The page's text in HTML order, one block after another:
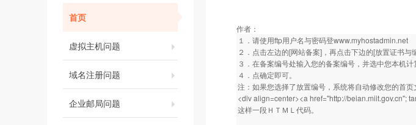
首页
虚拟主机问题
域名注册问题
企业邮局问题
作者：
１．请使用ftp用户名与密码登www.myhostadmin.net
２．点击左边的[网站备案]，再点击下边的[放置证书与
３．在备案编号处输入您的备案编号，并选中您本机计
４．点确定即可。
注：如果您选择了放置编号，系统将自动修改您的首
<div align=center><a href="http://beian.miit.gov.cn";
这样一段ＨＴＭＬ代码。